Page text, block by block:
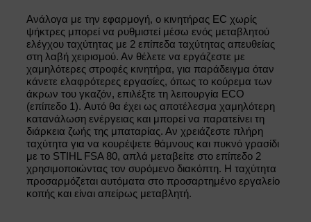
Ανάλογα με την εφαρμογή, ο κινητήρας EC χωρίς
ψήκτρες μπορεί να ρυθμιστεί μέσω ενός μεταβλητού
ελέγχου ταχύτητας με 2 επίπεδα ταχύτητας απευθείας
στη λαβή χειρισμού. Αν θέλετε να εργάζεστε με
χαμηλότερες στροφές κινητήρα, για παράδειγμα όταν
κάνετε ελαφρότερες εργασίες, όπως το κούρεμα των
άκρων του γκαζόν, επιλέξτε τη λειτουργία ECO
(επίπεδο 1). Αυτό θα έχει ως αποτέλεσμα χαμηλότερη
κατανάλωση ενέργειας και μπορεί να παρατείνει τη
διάρκεια ζωής της μπαταρίας. Αν χρειάζεστε πλήρη
ταχύτητα για να κουρέψετε θάμνους και πυκνό γρασίδι
με το STIHL FSA 80, απλά μεταβείτε στο επίπεδο 2
χρησιμοποιώντας τον συρόμενο διακόπτη. Η ταχύτητα
προσαρμόζεται αυτόματα στο προσαρτημένο εργαλείο
κοπής και είναι απείρως μεταβλητή.